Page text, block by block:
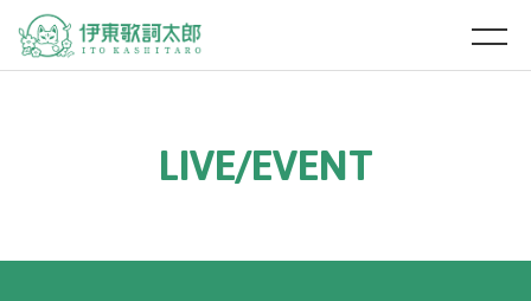
LIVE/EVENT